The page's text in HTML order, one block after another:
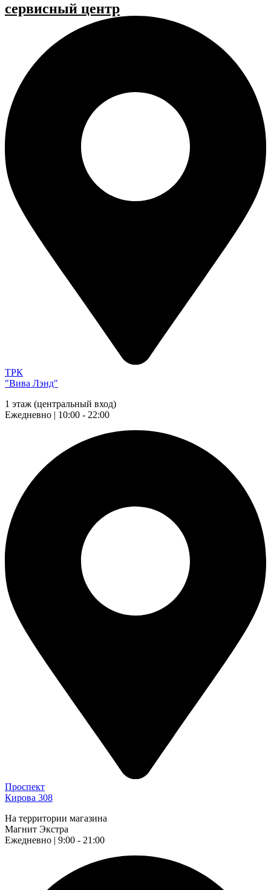
cервисный центр
ТРК
"Вива Лэнд"
1 этаж (центральный вход)
Ежедневно | 10:00 - 22:00
Проспект
Кирова 308
На территории магазина
Магнит Экстра
Ежедневно | 9:00 - 21:00